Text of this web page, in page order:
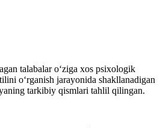
talabalar o‘ziga xos psixologik
o‘rganish jarayonida shakllanadigan
tarkibiy qismlari tahlil qilingan.